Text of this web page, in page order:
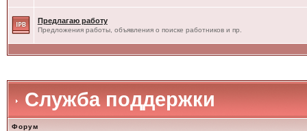
Предлагаю работу
Предложения работы, объявления о поиске работников и пр.
Служба поддержки
Форум